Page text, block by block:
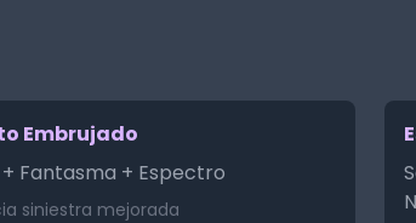
Embrujado
Fantasma + Espectro
siniestra mejorada